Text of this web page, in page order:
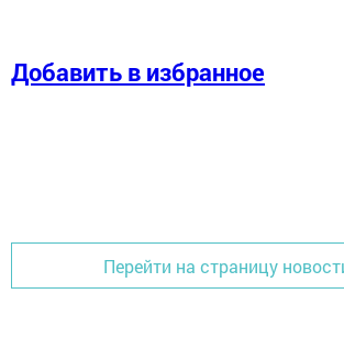
Добавить в избранное
Перейти на страницу